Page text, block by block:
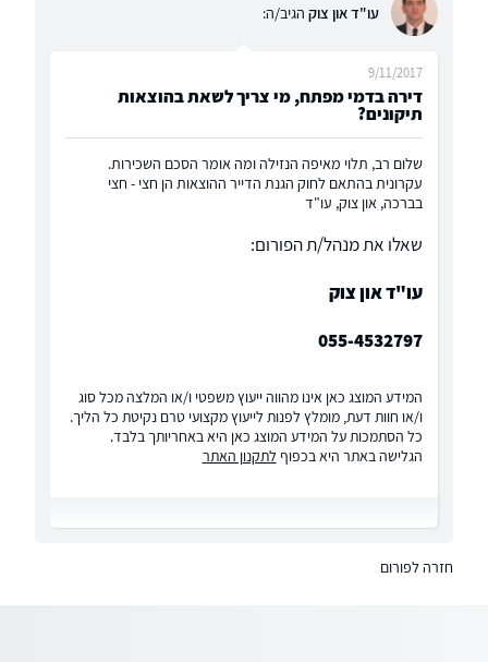
עו"ד און צוק הגיב/ה:
דירה בדמי מפתח, מי צריך לשאת בהוצאות
תיקונים?
9/11/2017
שלום רב, תלוי מאיפה הנזילה ומה אומר הסכם השכירות.
עקרונית בהתאם לחוק הגנת הדייר ההוצאות הן חצי - חצי
בברכה, און צוק, עו"ד
שאלו את מנהל/ת הפורום:
עו"ד און צוק
055-4532797
המידע המוצג כאן אינו מהווה ייעוץ משפטי ו/או המלצה מכל סוג
ו/או חוות דעת, מומלץ לפנות לייעוץ מקצועי טרם נקיטת כל הליך.
כל הסתמכות על המידע המוצג כאן היא באחריותך בלבד.
הגלישה באתר היא בכפוף לתקנון האתר
חזרה לפורום